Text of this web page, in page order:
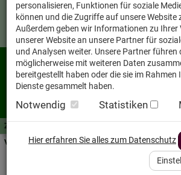
Zutaten A-Z
Verkäufer vor Ort
personalisieren, Funktionen für soziale
können und die Zugriffe auf unsere Website
Außerdem geben wir Informationen zu Ihrer
unserer Website an unsere Partner für
und Analysen weiter. Unsere Partner
möglicherweise mit weiteren Daten
bereitgestellt haben oder die sie im Rahmen
Dienste gesammelt haben.
Notwendig Statistiken
Hier erfahren Sie alles zum Datenschutz